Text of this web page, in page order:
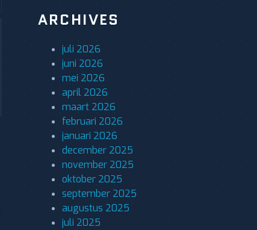
ARCHIVES
juli 2026
juni 2026
mei 2026
april 2026
maart 2026
februari 2026
januari 2026
december 2025
november 2025
oktober 2025
september 2025
augustus 2025
juli 2025